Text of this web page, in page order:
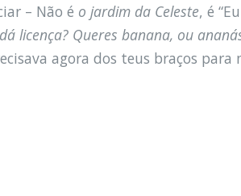
– Não é o jardim da Celeste, é
licença? Queres banana, ou
agora dos teus braços para